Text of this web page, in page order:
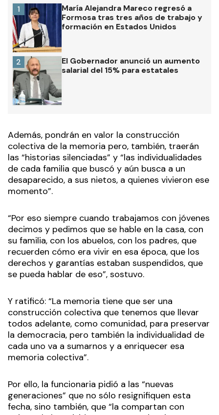
María Alejandra Mareco regresó a
Formosa tras tres años de trabajo y
formación en Estados Unidos
1
El Gobernador anunció un aumento
salarial del 15% para estatales
2
Además, pondrán en valor la construcción
colectiva de la memoria pero, también, traerán
las “historias silenciadas” y “las individualidades
de cada familia que buscó y aún busca a un
desaparecido, a sus nietos, a quienes vivieron ese
momento”.
“Por eso siempre cuando trabajamos con jóvenes
decimos y pedimos que se hable en la casa, con
su familia, con los abuelos, con los padres, que
recuerden cómo era vivir en esa época, que los
derechos y garantías estaban suspendidos, que
se pueda hablar de eso”, sostuvo.
Y ratificó: “La memoria tiene que ser una
construcción colectiva que tenemos que llevar
todos adelante, como comunidad, para preservar
la democracia, pero también la individualidad de
cada uno va a sumarnos y a enriquecer esa
memoria colectiva”.
Por ello, la funcionaria pidió a las “nuevas
generaciones” que no sólo resignifiquen esta
fecha, sino también, que “la compartan con